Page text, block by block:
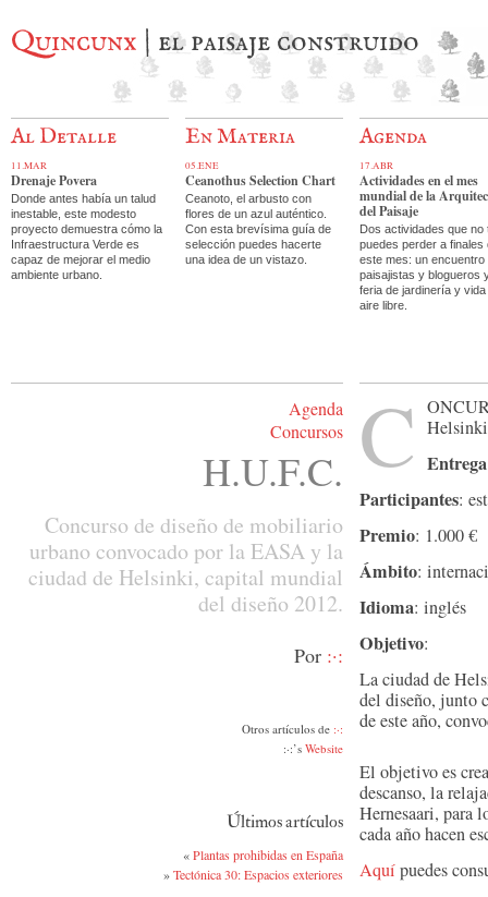
Quincunx | el paisaje construido
Al Detalle
11.MAR
Drenaje Povera
Donde antes había un talud
inestable, este modesto
proyecto demuestra cómo la
Infraestructura Verde es
capaz de mejorar el medio
ambiente urbano.
En Materia
05.ENE
Ceanothus Selection Chart
Ceanoto, el arbusto con
flores de un azul auténtico.
Con esta brevísima guía de
selección puedes hacerte
una idea de un vistazo.
Agenda
17.ABR
Actividades en el mes
mundial de la
del Paisaje
Dos actividades que no
puedes perder a finales
este mes: un encuentro
paisajistas y blogueros
feria de jardinería y vida
aire libre.
Agenda
Concursos
H.U.F.C.
Concurso de diseño de mobiliario
urbano convocado por la EASA y la
ciudad de Helsinki, capital mundial
del diseño 2012.
Por :·:
Otros artículos de :·:
:·:’s Website
Últimos artículos
«Plantas prohibidas en España
»Tectónica 30: Espacios exteriores
C Entrega
Participantes:
Premio: 1.000 €
Ámbito:
Idioma: inglés
Objetivo:
La ciudad de
del diseño, junto
de este año,
El objetivo es
descanso, la
Hernesaari, para
cada año hacen
Aquípuedes